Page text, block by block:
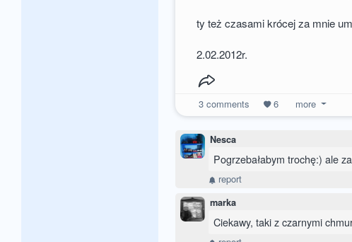
ty też czasami krócej za mnie
2.02.2012r.
3comments 6 more
Nesca
Pogrzebałabym trochę:) ale
report
marka
Ciekawy, taki z czarnymi